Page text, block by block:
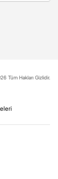
Tüm Hakları Gizlidir.